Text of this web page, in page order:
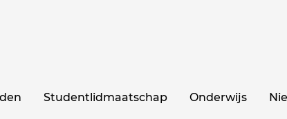
Studentlidmaatschap Onderwijs